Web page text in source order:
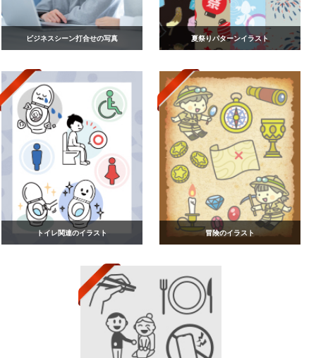
ビジネスシーン打合せの写真 夏祭りパターンイラスト
トイレ関連のイラスト 冒険のイラスト